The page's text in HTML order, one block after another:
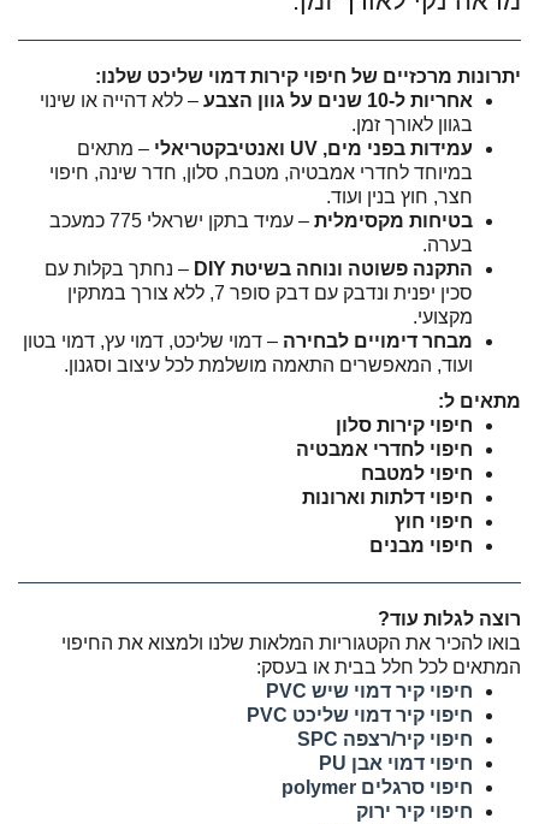
יתרונות מרכזיים של חיפוי קירות דמוי שליכט שלנו:
אחריות ל-10 שנים על גוון הצבע
– ללא דהייה או שינוי
בגוון לאורך זמן.
עמידות בפני מים, UV ואנטיבקטריאלי
– מתאים
במיוחד לחדרי אמבטיה, מטבח, סלון, חדר שינה, חיפוי
חצר, חוץ בנין ועוד.
בטיחות מקסימלית
– עמיד בתקן ישראלי 775 כמעכב
בערה.
התקנה פשוטה ונוחה בשיטת DIY
– נחתך בקלות עם
סכין יפנית ונדבק עם דבק סופר 7, ללא צורך במתקין
מקצועי.
מבחר דימויים לבחירה – דמוי שליכט, דמוי עץ, דמוי בטון
ועוד, המאפשרים התאמה מושלמת לכל עיצוב וסגנון.
מתאים ל:
חיפוי קירות סלון
חיפוי לחדרי אמבטיה
חיפוי למטבח
חיפוי דלתות וארונות
חיפוי חוץ
חיפוי מבנים
רוצה לגלות עוד?
בואו להכיר את הקטגוריות המלאות שלנו ולמצוא את החיפוי
המתאים לכל חלל בבית או בעסק:
חיפוי קיר דמוי שיש PVC
חיפוי קיר דמוי שליכט PVC
חיפוי קיר/רצפה SPC
חיפוי דמוי אבן PU
חיפוי סרגלים polymer
חיפוי קיר ירוק